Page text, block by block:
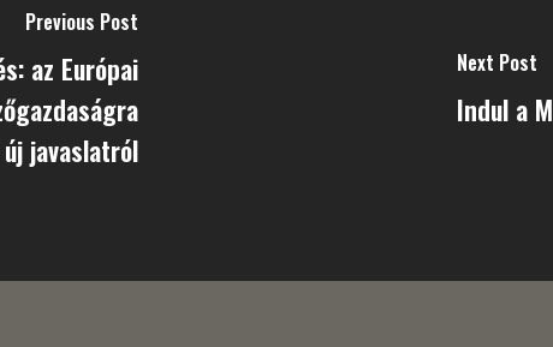
Previous Post
az Európai
javaslatról
Next Post
Indul a